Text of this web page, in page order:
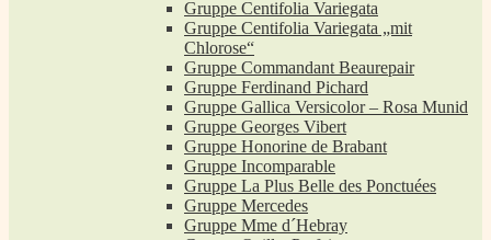
Gruppe Centifolia Variegata
Gruppe Centifolia Variegata „mit
Chlorose“
Gruppe Commandant Beaurepair
Gruppe Ferdinand Pichard
Gruppe Gallica Versicolor – Rosa Munid
Gruppe Georges Vibert
Gruppe Honorine de Brabant
Gruppe Incomparable
Gruppe La Plus Belle des Ponctuées
Gruppe Mercedes
Gruppe Mme d´Hebray